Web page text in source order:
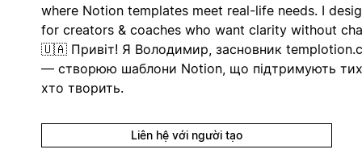
where Notion templates meet real-life needs. I
for creators & coaches who want clarity without
🇺🇦 Привіт! Я Володимир, засновник
— створюю шаблони Notion, що підтримують
хто творить.
Liên hệ với người tạo